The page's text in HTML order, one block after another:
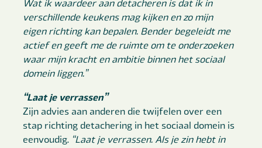
verschillende keukens mag kijken en zo mijn
eigen richting kan bepalen. Bender begeleidt me
actief en geeft me de ruimte om te onderzoeken
waar mijn kracht en ambitie binnen het sociaal
domein liggen.”
“Laat je verrassen”
Zijn advies aan anderen die twijfelen over een
stap richting detachering in het sociaal domein is
eenvoudig. “Laat je verrassen. Als je zin hebt in